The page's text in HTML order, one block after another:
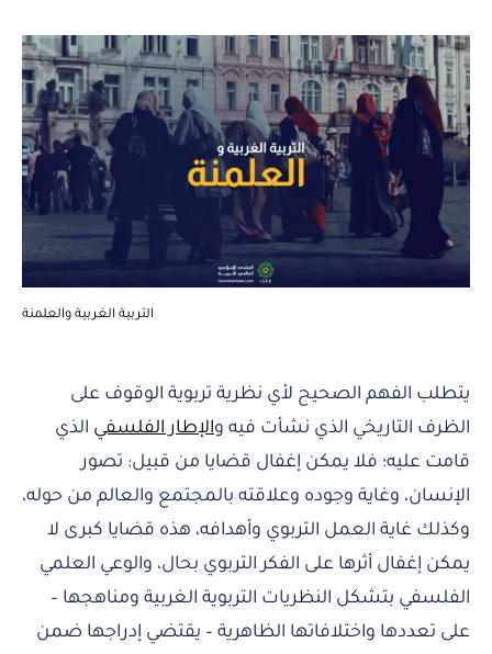
التربية الغربية والعلمنة
يتطلب الفهم الصحيح لأي نظرية تربوية الوقوف على
الظرف التاريخي الذي نشأت فيه والإطار الفلسفي الذي
قامت عليه؛ فلا يمكن إغفال قضايا من قبيل: تصور
الإنسان، وغاية وجوده وعلاقته بالمجتمع والعالم من حوله،
وكذلك غاية العمل التربوي وأهدافه، هذه قضايا كبرى لا
يمكن إغفال أثرها على الفكر التربوي بحال، والوعي العلمي
الفلسفي بتشكل النظريات التربوية الغربية ومناهجها –
على تعددها واختلافاتها الظاهرية – يقتضي إدراجها ضمن